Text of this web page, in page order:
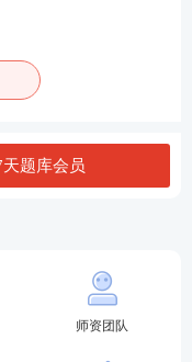
或跨考试领域报
题库会员
师资团队